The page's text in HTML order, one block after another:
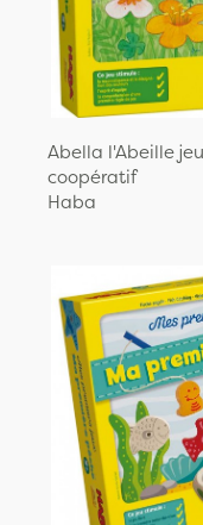
Abella l'Abeille jeu
coopératif
Haba